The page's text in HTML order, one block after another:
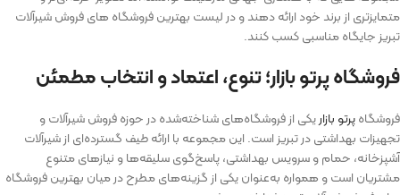
متمایزتری از برند خود ارائه دهند و در لیست بهترین فروشگاه ‌های فروش شیرآلات
تبریز جایگاه مناسبی کسب کنند.
فروشگاه پرتو بازار؛ تنوع، اعتماد و انتخاب مطمئن
فروشگاهپرتو بازاریکی از فروشگاه‌های شناخته‌شده در حوزه فروش شیرآلات و
تجهیزات بهداشتی در تبریز است. این مجموعه با ارائه طیف گسترده‌ای از شیرآلات
آشپزخانه، حمام و سرویس بهداشتی، پاسخ‌گوی سلیقه‌ها و نیازهای متنوع
مشتریان است و همواره به‌عنوان یکی از گزینه‌های مطرح در میان بهترین فروشگاه